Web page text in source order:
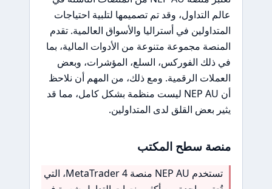
عالم التداول، وقد تم تصميمها لتلبية احتياجات
المتداولين في أستراليا والأسواق العالمية. تقدم
المنصة مجموعة متنوعة من الأدوات المالية، بما
في ذلك الفوركس، السلع، المؤشرات، وبعض
العملات الرقمية. ومع ذلك، من المهم أن نلاحظ
أن NEP AU ليست منظمة بشكل كامل، مما قد
يثير بعض القلق لدى المتداولين.
منصة سطح المكتب
تستخدم NEP AU منصة MetaTrader 4، التي